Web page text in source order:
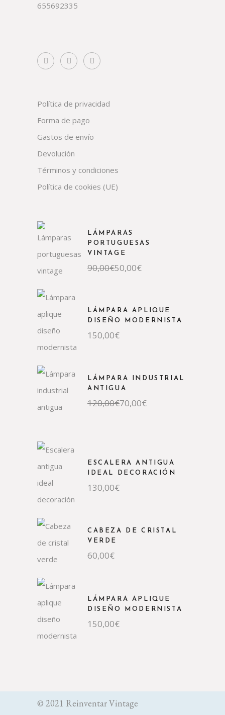
655692335
Política de privacidad
Forma de pago
Gastos de envío
Devolución
Términos y condiciones
Política de cookies (UE)
LÁMPARAS
PORTUGUESAS
VINTAGE
90,00€50,00€
LÁMPARA APLIQUE
DISEÑO MODERNISTA
150,00€
LÁMPARA INDUSTRIAL
ANTIGUA
120,00€70,00€
ESCALERA ANTIGUA
IDEAL DECORACIÓN
130,00€
CABEZA DE CRISTAL
VERDE
60,00€
LÁMPARA APLIQUE
DISEÑO MODERNISTA
150,00€
© 2021 Reinventar Vintage